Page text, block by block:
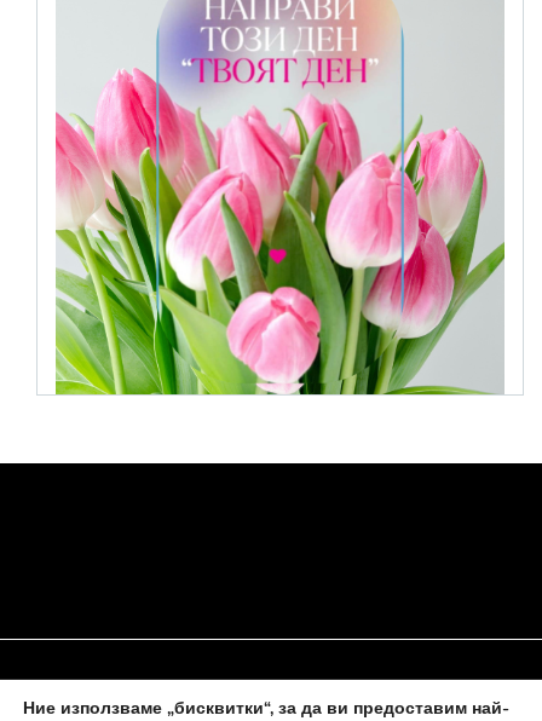
Ние използваме „бисквитки“, за да ви предоставим най-